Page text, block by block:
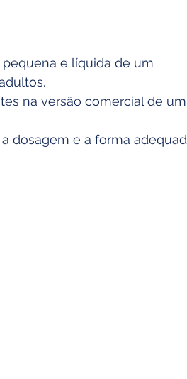
e líquida de um
na versão comercial de um
dosagem e a forma